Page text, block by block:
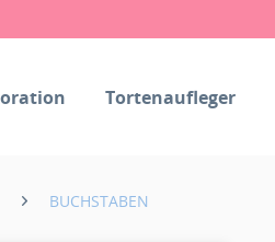
Tortenaufleger
BUCHSTABEN